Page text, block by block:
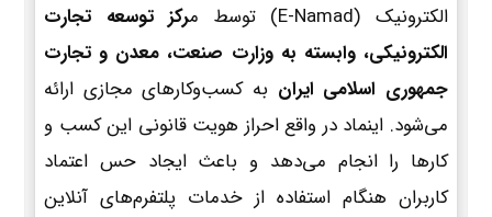
الکترونیک (E-Namad) توسط م
رکز توسعه تجارت
الکترونیکی، وابسته به وزارت صنعت، معدن و تجارت
جمهوری اسلامی ایران به کسب‌وکارهای مجازی ارائه
می‌شود. اینماد در واقع احراز هویت قانونی این کسب و
کارها را انجام می‌دهد و باعث ایجاد حس اعتماد
کاربران هنگام استفاده از خدمات پلتفرم‌های آنلاین